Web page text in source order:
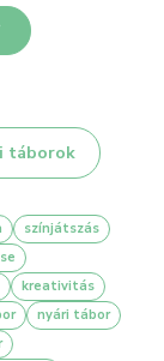
film premierrel
táborok
színjátszás
kreativitás
nyári tábor